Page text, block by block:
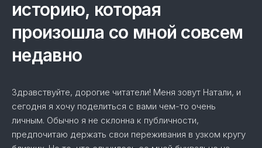
историю, которая
произошла со мной совсем
недавно
Здравствуйте, дорогие читатели! Меня зовут Натали, и
сегодня я хочу поделиться с вами чем-то очень
личным. Обычно я не склонна к публичности,
предпочитаю держать свои переживания в узком кругу